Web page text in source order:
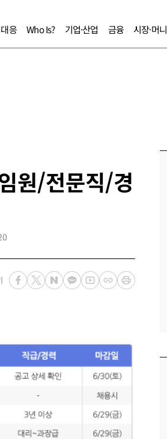
응 Who Is? 기업·산업 금융 시장·머니
원/전문직/경